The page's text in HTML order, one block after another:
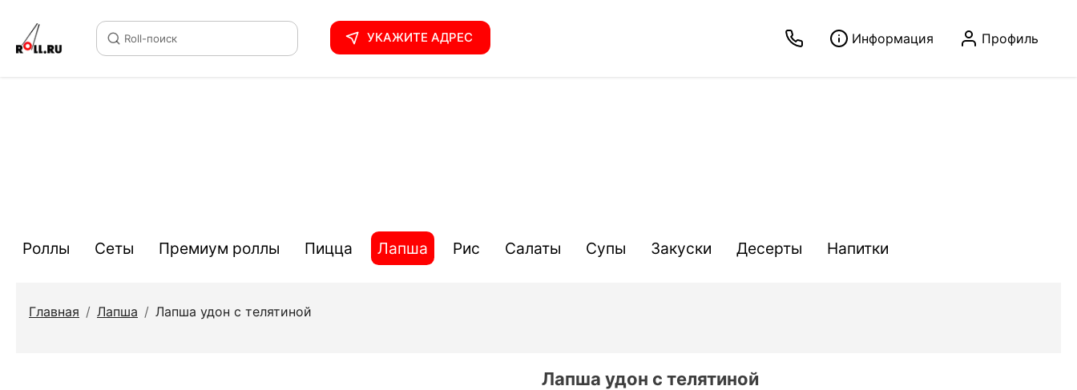
Roll-поиск УКАЖИТЕ АДРЕС Информация Профиль
Роллы Сеты Премиум роллы Пицца Лапша Рис Салаты Супы Закуски Десерты Напитки
Главная / Лапша / Лапша удон c телятиной
Лапша удон c телятиной